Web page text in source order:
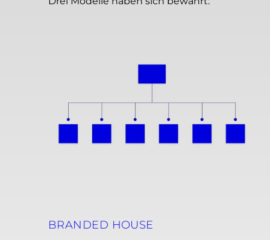
BRANDED HOUSE